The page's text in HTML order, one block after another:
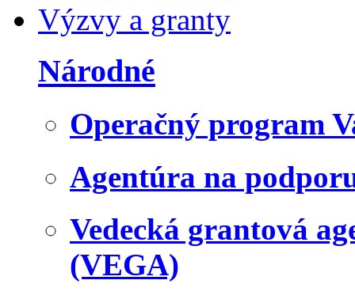
Výzvy a granty
Národné
Operačný program
Agentúra na
Vedecká grantová
(VEGA)